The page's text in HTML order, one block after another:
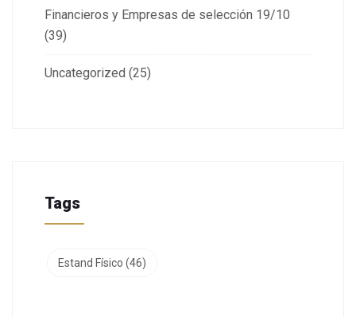
Financieros y Empresas de selección 19/10
(39)
Uncategorized (25)
Tags
Estand Físico (46)